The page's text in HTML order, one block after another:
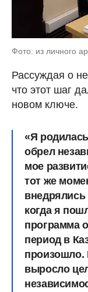
Фото: из личного
Рассуждая о
что этот шаг
новом ключе.
«Я родилась
обрел
мое
тот же
когда я
программа
период в
произошло.
выросло